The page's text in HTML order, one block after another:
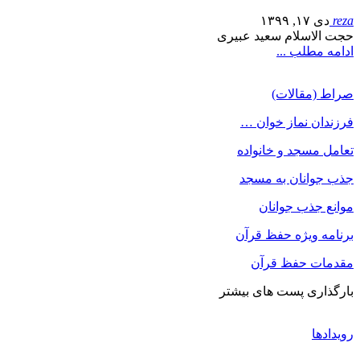
reza دی ۱۷, ۱۳۹۹
حجت الاسلام سعید عبیری
ادامه مطلب ...
صراط (مقالات)
فرزندان نماز خوان …
تعامل مسجد و خانواده
جذب جوانان به مسجد
موانع جذب جوانان
برنامه ویژه حفظ قرآن
مقدمات حفظ قرآن
بارگذاری پست های بیشتر
رویدادها